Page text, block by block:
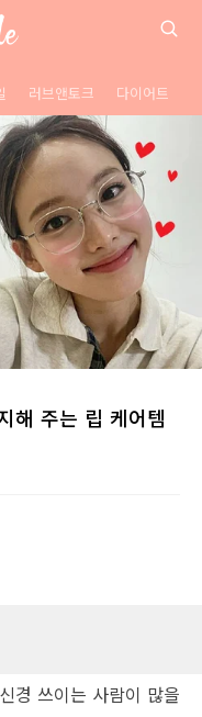
러브앤토크 다이어트
해 주는 립 케어템
경 쓰이는 사람이 많을